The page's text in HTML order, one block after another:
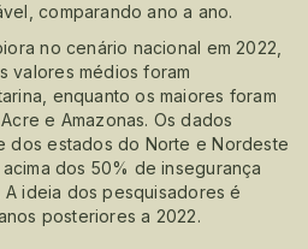
comparando ano a ano.
no cenário nacional em 2022,
valores médios foram
enquanto os maiores foram
e Amazonas. Os dados
dos estados do Norte e Nordeste
dos 50% de insegurança
A ideia dos pesquisadores é
posteriores a 2022.